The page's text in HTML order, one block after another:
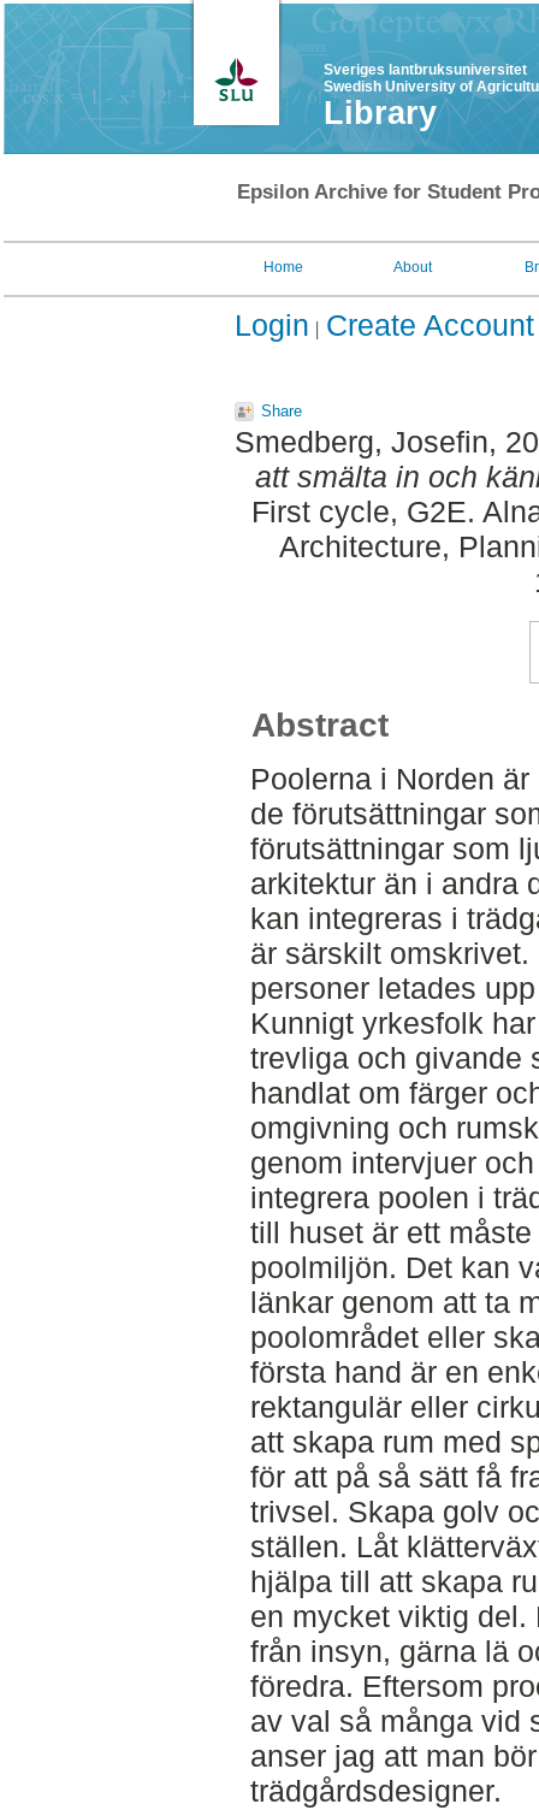
Sveriges lantbruksuniversitet
Swedish University of
Library
Epsilon Archive for Student
Home About
Login Create Account
Share
Smedberg, Josefin,
att smälta in och
First cycle, G2E.
Architecture,
Abstract
Poolerna i Norden
de förutsättningar
förutsättningar som
arkitektur än i andra
kan integreras i
är särskilt
personer letades
Kunnigt yrkesfolk
trevliga och givande
handlat om färger
omgivning och
genom intervjuer
integrera poolen i
till huset är ett
poolmiljön. Det kan
länkar genom att ta
poolområdet eller
första hand är en
rektangulär eller
att skapa rum med
för att på så sätt få
trivsel. Skapa golv
ställen. Låt
hjälpa till att skapa
en mycket viktig del.
från insyn, gärna lä
föredra. Eftersom
av val så många vid
anser jag att man
trädgårdsdesigner.